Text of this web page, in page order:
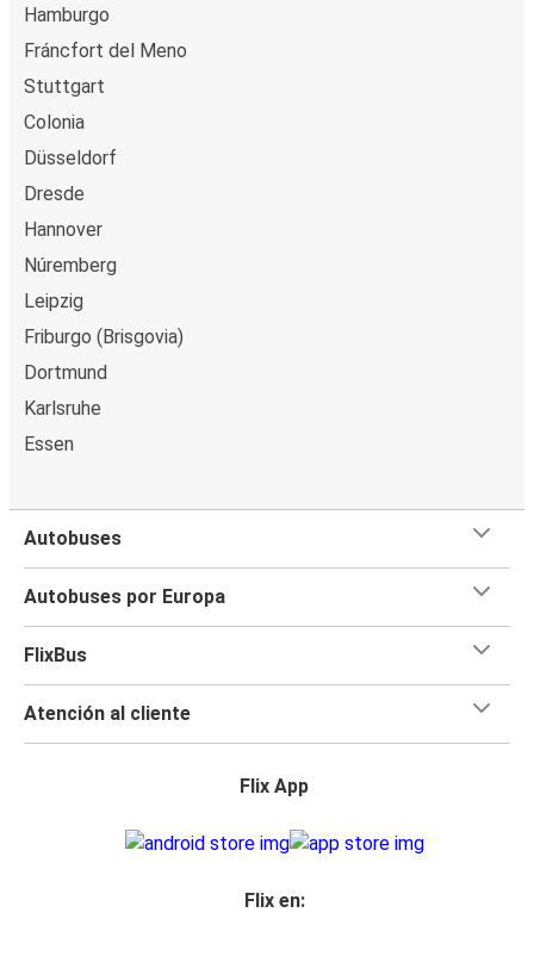
Hamburgo
Fráncfort del Meno
Stuttgart
Colonia
Düsseldorf
Dresde
Hannover
Núremberg
Leipzig
Friburgo (Brisgovia)
Dortmund
Karlsruhe
Essen
Autobuses
Autobuses por Europa
FlixBus
Atención al cliente
Flix App
Flix en: